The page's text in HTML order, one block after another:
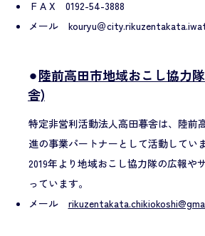
F A X 0192-54-3888
メール kouryu＠
⚫︎陸前高田市地域おこし協力
舎)
特定非営利活動法人高田暮舎は、陸前
進の事業パートナーとして活動していま
2019年より地域おこし協力隊の広報や
っています。
メール